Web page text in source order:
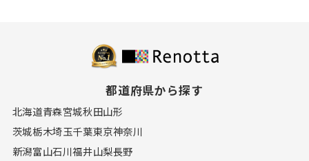
都道府県から探す
北海道青森宮城秋田山形
茨城栃木埼玉千葉東京神奈川
新潟富山石川福井山梨長野